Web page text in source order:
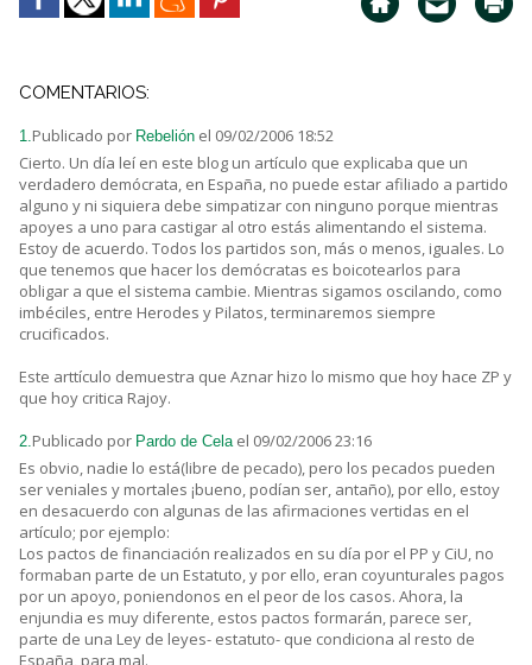
COMENTARIOS:
1.Publicado por Rebelión el 09/02/2006 18:52
Cierto. Un día leí en este blog un artículo que explicaba que un
verdadero demócrata, en España, no puede estar afiliado a partido
alguno y ni siquiera debe simpatizar con ninguno porque mientras
apoyes a uno para castigar al otro estás alimentando el sistema.
Estoy de acuerdo. Todos los partidos son, más o menos, iguales. Lo
que tenemos que hacer los demócratas es boicotearlos para
obligar a que el sistema cambie. Mientras sigamos oscilando, como
imbéciles, entre Herodes y Pilatos, terminaremos siempre
crucificados.
Este arttículo demuestra que Aznar hizo lo mismo que hoy hace ZP y
que hoy critica Rajoy.
2.Publicado por Pardo de Cela el 09/02/2006 23:16
Es obvio, nadie lo está(libre de pecado), pero los pecados pueden
ser veniales y mortales ¡bueno, podían ser, antaño), por ello, estoy
en desacuerdo con algunas de las afirmaciones vertidas en el
artículo; por ejemplo:
Los pactos de financiación realizados en su día por el PP y CiU, no
formaban parte de un Estatuto, y por ello, eran coyunturales pagos
por un apoyo, poniendonos en el peor de los casos. Ahora, la
enjundia es muy diferente, estos pactos formarán, parece ser,
parte de una Ley de leyes- estatuto- que condiciona al resto de
España, para mal.